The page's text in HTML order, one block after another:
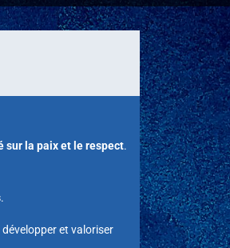
sur la paix et le respect.
.
et valoriser